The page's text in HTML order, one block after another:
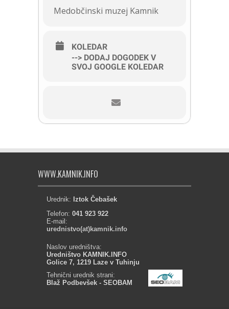
Medobčinski muzej Kamnik
KOLEDAR
--> DODAJ DOGODEK V
SVOJ GOOGLE KOLEDAR
WWW.KAMNIK.INFO
Urednik: Iztok Čebašek
Telefon: 041 923 922
E-mail:
urednistvo(at)kamnik.info
Naslov uredništva:
Uredništvo KAMNIK.INFO
Golice 7, 1219 Laze v Tuhinju
Tehnični urednik strani:
Blaž Podbevšek - SEOBAM